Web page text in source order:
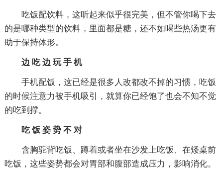
吃饭配饮料，这听起来似乎很完美，但不管你喝下去
的是哪种类型的饮料，里面都是糖，还不如喝些热汤更有
助于保持体形。
边 吃 边 玩 手 机
手机配饭，这已经是很多人改都改不掉的习惯，吃饭
的时候注意力被手机吸引，就算你已经饱了也会不知不觉
的吃到撑。
吃 饭 姿 势 不 对
含胸驼背吃饭、蹲着或者坐在沙发上吃饭、在矮桌前
吃饭，这些姿势都会对胃部和腹部造成压力，影响消化。